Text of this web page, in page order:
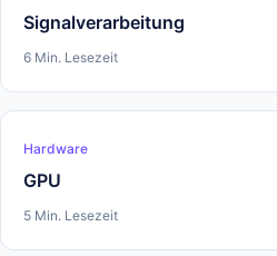
Signalverarbeitung
6 Min. Lesezeit
Hardware
GPU
5 Min. Lesezeit